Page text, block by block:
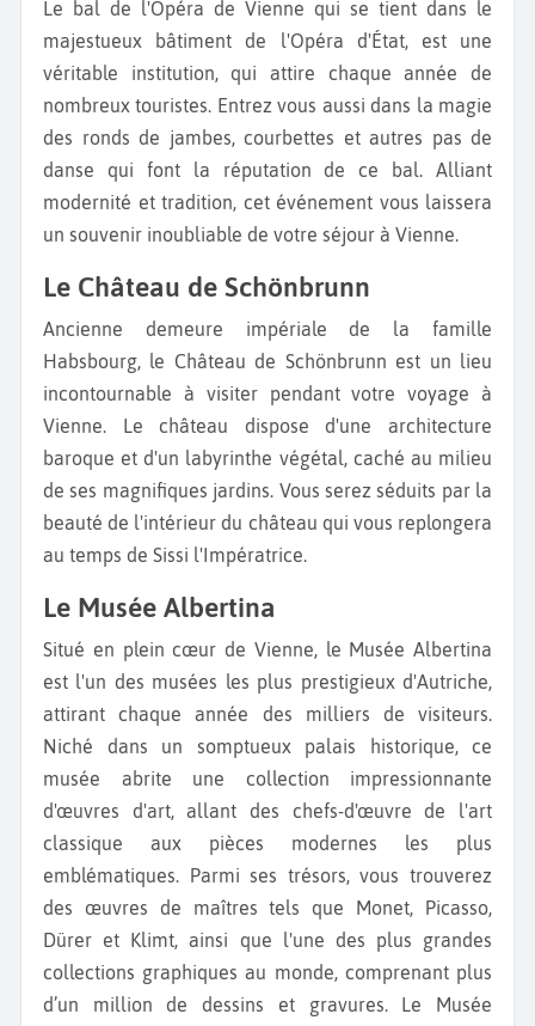
Le bal de l'Opéra de Vienne qui se tient dans le
majestueux bâtiment de l'Opéra d'État, est une
véritable institution, qui attire chaque année de
nombreux touristes. Entrez vous aussi dans la magie
des ronds de jambes, courbettes et autres pas de
danse qui font la réputation de ce bal. Alliant
modernité et tradition, cet événement vous laissera
un souvenir inoubliable de votre séjour à Vienne.
Le Château de Schönbrunn
Ancienne demeure impériale de la famille
Habsbourg, le Château de Schönbrunn est un lieu
incontournable à visiter pendant votre voyage à
Vienne. Le château dispose d'une architecture
baroque et d'un labyrinthe végétal, caché au milieu
de ses magnifiques jardins. Vous serez séduits par la
beauté de l'intérieur du château qui vous replongera
au temps de Sissi l'Impératrice.
Le Musée Albertina
Situé en plein cœur de Vienne, le Musée Albertina
est l'un des musées les plus prestigieux d'Autriche,
attirant chaque année des milliers de visiteurs.
Niché dans un somptueux palais historique, ce
musée abrite une collection impressionnante
d'œuvres d'art, allant des chefs-d'œuvre de l'art
classique aux pièces modernes les plus
emblématiques. Parmi ses trésors, vous trouverez
des œuvres de maîtres tels que Monet, Picasso,
Dürer et Klimt, ainsi que l'une des plus grandes
collections graphiques au monde, comprenant plus
d’un million de dessins et gravures. Le Musée